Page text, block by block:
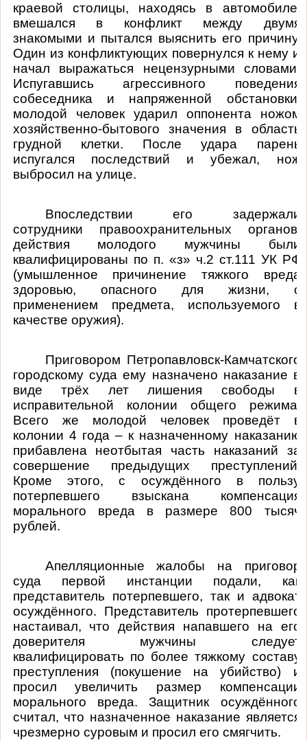
краевой столицы, находясь в автомобиле,
вмешался в конфликт между двумя
знакомыми и пытался выяснить его причину.
Один из конфликтующих повернулся к нему и
начал выражаться нецензурными словами.
Испугавшись агрессивного поведения
собеседника и напряженной обстановки,
молодой человек ударил оппонента ножом
хозяйственно-бытового значения в область
грудной клетки. После удара парень
испугался последствий и убежал, нож
выбросил на улице.
Впоследствии его задержали
сотрудники правоохранительных органов,
действия молодого мужчины были
квалифицированы по п. «з» ч.2 ст.111 УК РФ
(умышленное причинение тяжкого вреда
здоровью, опасного для жизни, с
применением предмета, используемого в
качестве оружия).
Приговором Петропавловск-Камчатского
городскому суда ему назначено наказание в
виде трёх лет лишения свободы в
исправительной колонии общего режима.
Всего же молодой человек проведёт в
колонии 4 года – к назначенному наказанию
прибавлена неотбытая часть наказаний за
совершение предыдущих преступлений.
Кроме этого, с осуждённого в пользу
потерпевшего взыскана компенсация
морального вреда в размере 800 тысяч
рублей.
Апелляционные жалобы на приговор
суда первой инстанции подали, как
представитель потерпевшего, так и адвокат
осуждённого. Представитель протерпевшего
настаивал, что действия напавшего на его
доверителя мужчины следует
квалифицировать по более тяжкому составу
преступления (покушение на убийство) и
просил увеличить размер компенсации
морального вреда. Защитник осуждённого
считал, что назначенное наказание является
чрезмерно суровым и просил его смягчить.